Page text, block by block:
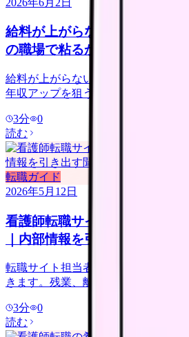
給料が上がらない看護師の転
の職場で粘るか移るか
給料が上がらない看護師向けに、今
年収アップを狙うかの判断基準を整
3分
0
読む
転職ガイド
2026年5月12日
看護師転職サイト担当者に聞
｜内部情報を引き出す聞き方
転職サイト担当者には、求人票にな
きます。残業、離職理由、教育体制
3分
0
読む